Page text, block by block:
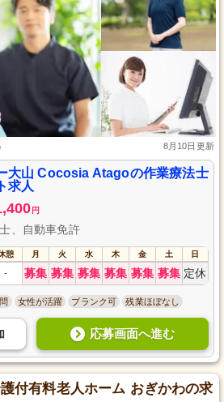
8月10日更新
大山 Cocosia Atagoの作業療法士
求人
円
、自動車免許
憩 月 火 水 木 金 土 日
- 募集 募集 募集 募集 募集 募集 定休
女性が活躍 ブランク可 残業ほぼなし
応募画面へ進む
付有料老人ホーム おぎかわの求